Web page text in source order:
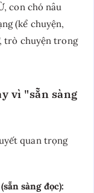
con chó nâu
(kể chuyện,
trò chuyện trong
vì "sẵn sàng
quan trọng
sàng đọc):